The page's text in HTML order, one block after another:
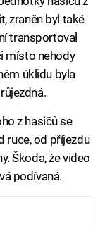
zraněn byl také
transportoval
místo nehody
úklidu byla
z hasičů se
ruce, od příjezdu
Škoda, že video
podívaná.